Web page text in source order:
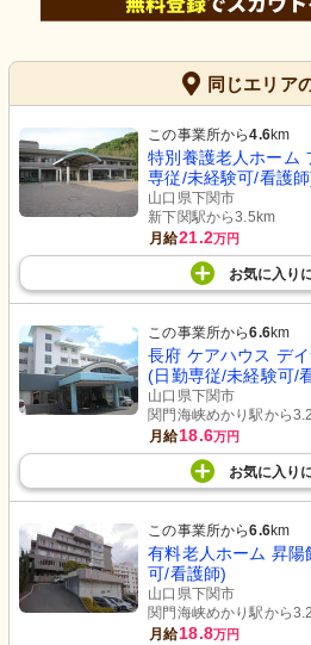
同じエリア
この事業所から4.6km
特別養護老人ホーム
専従/未経験可/看護
山口県下関市
新下関駅から3.5km
月給21.2万円
お気に入り
この事業所から6.6km
長府 ケアハウス デ
(日勤専従/未経験可/
山口県下関市
関門海峡めかり駅から
月給18.6万円
お気に入り
この事業所から6.6km
有料老人ホーム 昇
可/看護師)
山口県下関市
関門海峡めかり駅から
月給18.8万円